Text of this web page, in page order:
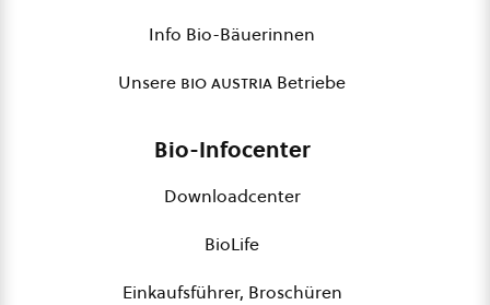
Info Bio-Bäuerinnen
Unsere bio austria Betriebe
Bio-Infocenter
Downloadcenter
BioLife
Einkaufsführer, Broschüren